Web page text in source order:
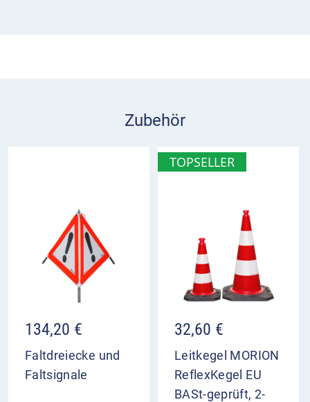
transportieren und lagern.
Prüfnummer V3-011/2018
hinterlegtes Dauerlicht für bessere
Erkennbarkeit
Ketten mit beliebiger Länge und
Leuchtenanzahl möglich
effektive Lichtstärke tags: 500 cd
stabile Synchronisation über Infrarot
automatische Tag-/Nachtanpassung
Betrieb mit 6 Mignonzellen
Zubehör
134,20 €
Faltdreiecke und
Faltsignale
TOPSELLER
32,60 €
Leitkegel MORION
ReflexKegel EU
BASt-geprüft, 2-